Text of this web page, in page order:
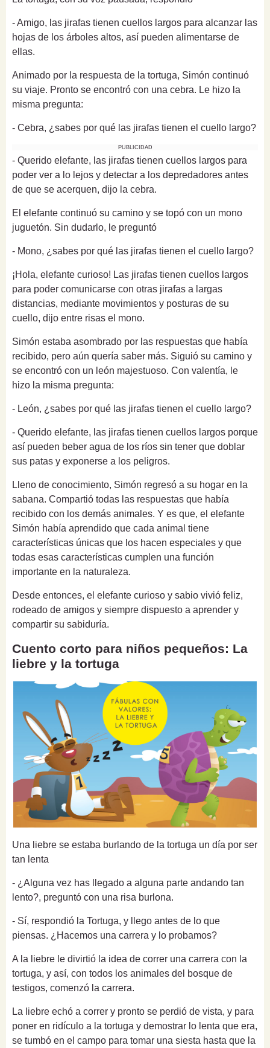
- Amigo, las jirafas tienen cuellos largos para alcanzar las
hojas de los árboles altos, así pueden alimentarse de
ellas.
Animado por la respuesta de la tortuga, Simón continuó
su viaje. Pronto se encontró con una cebra. Le hizo la
misma pregunta:
- Cebra, ¿sabes por qué las jirafas tienen el cuello largo?
PUBLICIDAD
- Querido elefante, las jirafas tienen cuellos largos para
poder ver a lo lejos y detectar a los depredadores antes
de que se acerquen, dijo la cebra.
El elefante continuó su camino y se topó con un mono
juguetón. Sin dudarlo, le preguntó
- Mono, ¿sabes por qué las jirafas tienen el cuello largo?
¡Hola, elefante curioso! Las jirafas tienen cuellos largos
para poder comunicarse con otras jirafas a largas
distancias, mediante movimientos y posturas de su
cuello, dijo entre risas el mono.
Simón estaba asombrado por las respuestas que había
recibido, pero aún quería saber más. Siguió su camino y
se encontró con un león majestuoso. Con valentía, le
hizo la misma pregunta:
- León, ¿sabes por qué las jirafas tienen el cuello largo?
- Querido elefante, las jirafas tienen cuellos largos porque
así pueden beber agua de los ríos sin tener que doblar
sus patas y exponerse a los peligros.
Lleno de conocimiento, Simón regresó a su hogar en la
sabana. Compartió todas las respuestas que había
recibido con los demás animales. Y es que, el elefante
Simón había aprendido que cada animal tiene
características únicas que los hacen especiales y que
todas esas características cumplen una función
importante en la naturaleza.
Desde entonces, el elefante curioso y sabio vivió feliz,
rodeado de amigos y siempre dispuesto a aprender y
compartir su sabiduría.
Cuento corto para niños pequeños: La
liebre y la tortuga
Una liebre se estaba burlando de la tortuga un día por ser
tan lenta
- ¿Alguna vez has llegado a alguna parte andando tan
lento?, preguntó con una risa burlona.
- Sí, respondió la Tortuga, y llego antes de lo que
piensas. ¿Hacemos una carrera y lo probamos?
A la liebre le divirtió la idea de correr una carrera con la
tortuga, y así, con todos los animales del bosque de
testigos, comenzó la carrera.
La liebre echó a correr y pronto se perdió de vista, y para
poner en ridículo a la tortuga y demostrar lo lenta que era,
se tumbó en el campo para tomar una siesta hasta que la